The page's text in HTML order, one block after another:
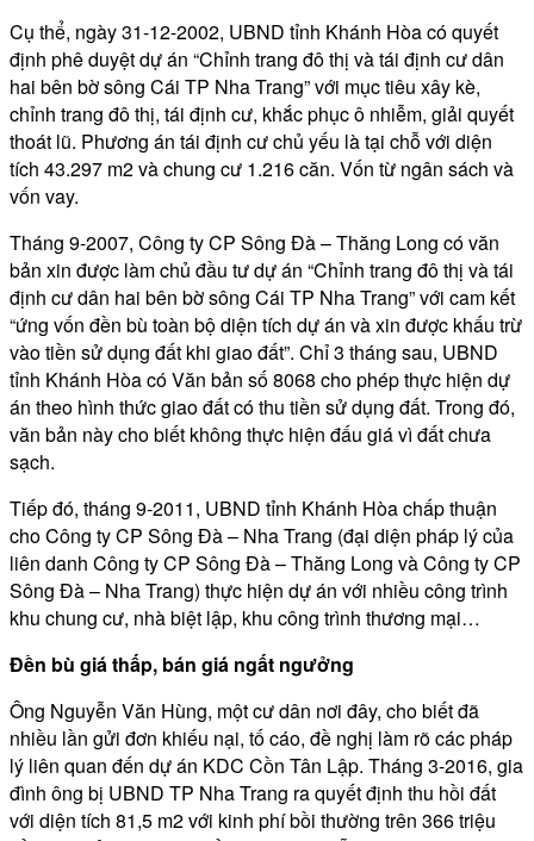
Cụ thể, ngày 31-12-2002, UBND tỉnh Khánh Hòa có quyết
định phê duyệt dự án “Chỉnh trang đô thị và tái định cư dân
hai bên bờ sông Cái TP Nha Trang” với mục tiêu xây kè,
chỉnh trang đô thị, tái định cư, khắc phục ô nhiễm, giải quyết
thoát lũ. Phương án tái định cư chủ yếu là tại chỗ với diện
tích 43.297 m2 và chung cư 1.216 căn. Vốn từ ngân sách và
vốn vay.
Tháng 9-2007, Công ty CP Sông Đà – Thăng Long có văn
bản xin được làm chủ đầu tư dự án “Chỉnh trang đô thị và tái
định cư dân hai bên bờ sông Cái TP Nha Trang” với cam kết
“ứng vốn đền bù toàn bộ diện tích dự án và xin được khấu trừ
vào tiền sử dụng đất khi giao đất”. Chỉ 3 tháng sau, UBND
tỉnh Khánh Hòa có Văn bản số 8068 cho phép thực hiện dự
án theo hình thức giao đất có thu tiền sử dụng đất. Trong đó,
văn bản này cho biết không thực hiện đấu giá vì đất chưa
sạch.
Tiếp đó, tháng 9-2011, UBND tỉnh Khánh Hòa chấp thuận
cho Công ty CP Sông Đà – Nha Trang (đại diện pháp lý của
liên danh Công ty CP Sông Đà – Thăng Long và Công ty CP
Sông Đà – Nha Trang) thực hiện dự án với nhiều công trình
khu chung cư, nhà biệt lập, khu công trình thương mại…
Đền bù giá thấp, bán giá ngất ngưởng
Ông Nguyễn Văn Hùng, một cư dân nơi đây, cho biết đã
nhiều lần gửi đơn khiếu nại, tố cáo, đề nghị làm rõ các pháp
lý liên quan đến dự án KDC Cồn Tân Lập. Tháng 3-2016, gia
đình ông bị UBND TP Nha Trang ra quyết định thu hồi đất
với diện tích 81,5 m2 với kinh phí bồi thường trên 366 triệu